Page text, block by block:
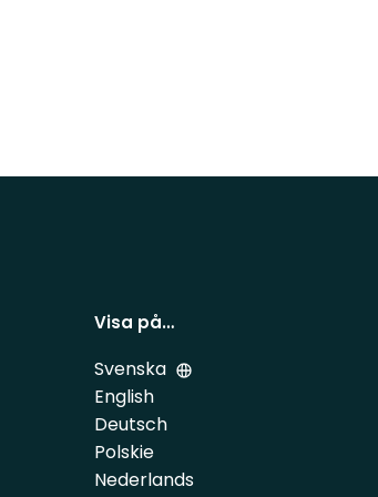
Visa på…
Svenska
English
Deutsch
Polskie
Nederlands